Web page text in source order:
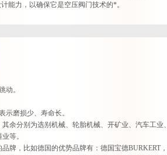
能力，以确保它是空压阀门技术的*。
动。
磨损少、寿命长。
余分别为选别机械、轮胎机械、开矿业、汽车工业、
等。
牌，比如德国的优势品牌有：德国宝德BURKERT，